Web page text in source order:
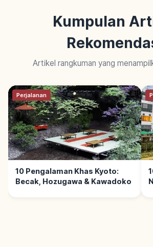
Kumpulan
Artikel rangkuman yang
Perjalanan
10 Pengalaman Khas Kyoto:
Becak, Hozugawa & Kawadoko